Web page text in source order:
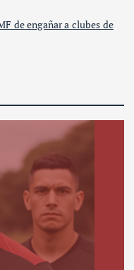
de engañar a clubes de